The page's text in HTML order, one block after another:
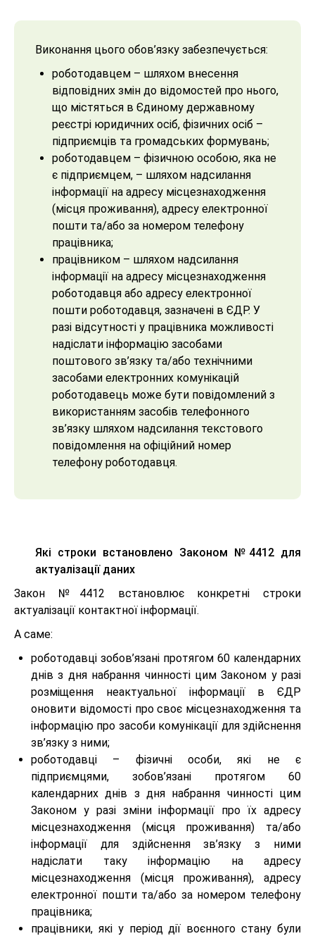
Виконання цього обов’язку забезпечується:
роботодавцем – шляхом внесення
відповідних змін до відомостей про нього,
що містяться в Єдиному державному
реєстрі юридичних осіб, фізичних осіб –
підприємців та громадських формувань;
роботодавцем – фізичною особою, яка не
є підприємцем, – шляхом надсилання
інформації на адресу місцезнаходження
(місця проживання), адресу електронної
пошти та/або за номером телефону
працівника;
працівником – шляхом надсилання
інформації на адресу місцезнаходження
роботодавця або адресу електронної
пошти роботодавця, зазначені в ЄДР. У
разі відсутності у працівника можливості
надіслати інформацію засобами
поштового зв’язку та/або технічними
засобами електронних комунікацій
роботодавець може бути повідомлений з
використанням засобів телефонного
зв’язку шляхом надсилання текстового
повідомлення на офіційний номер
телефону роботодавця.
Які строки встановлено Законом №4412 для
актуалізації даних
Закон №4412 встановлює конкретні строки
актуалізації контактної інформації.
А саме:
роботодавці зобов’язані протягом 60 календарних
днів з дня набрання чинності цим Законом у разі
розміщення неактуальної інформації в ЄДР
оновити відомості про своє місцезнаходження та
інформацію про засоби комунікації для здійснення
зв’язку з ними;
роботодавці – фізичні особи, які не є
підприємцями, зобов’язані протягом 60
календарних днів з дня набрання чинності цим
Законом у разі зміни інформації про їх адресу
місцезнаходження (місця проживання) та/або
інформації для здійснення зв’язку з ними
надіслати таку інформацію на адресу
місцезнаходження (місця проживання), адресу
електронної пошти та/або за номером телефону
працівника;
працівники, які у період дії воєнного стану були